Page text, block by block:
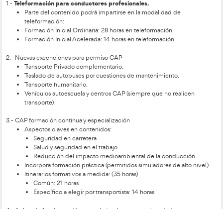
La nueva formación en
diez puntos clave para la